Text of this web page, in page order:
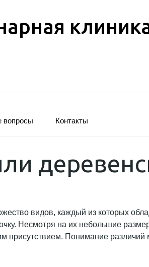
вопросы Контакты
видов, каждый из которых
Несмотря на их небольшие
присутствием. Понимание